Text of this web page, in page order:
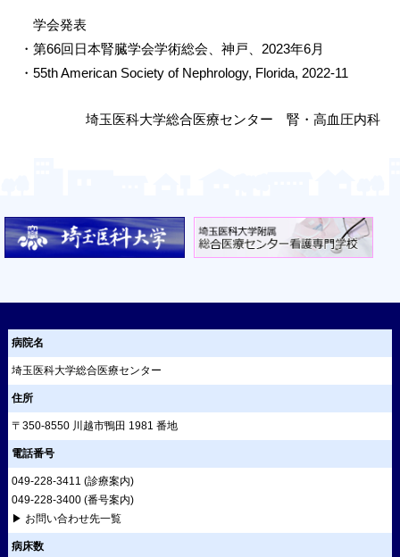
学会発表
・第66回日本腎臓学会学術総会、神戸、2023年6月
・55th American Society of Nephrology, Florida, 2022-11
埼玉医科大学総合医療センター 腎・高血圧内科
病院名
埼玉医科大学総合医療センター
住所
〒350-8550 川越市鴨田 1981 番地
電話番号
049-228-3411 (診療案内)
049-228-3400(番号案内)
▶ お問い合わせ先一覧
病床数